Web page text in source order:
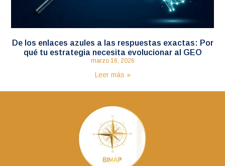
De los enlaces azules a las respuestas exactas: Por
qué tu estrategia necesita evolucionar al GEO
marzo 16, 2026
Leer más »